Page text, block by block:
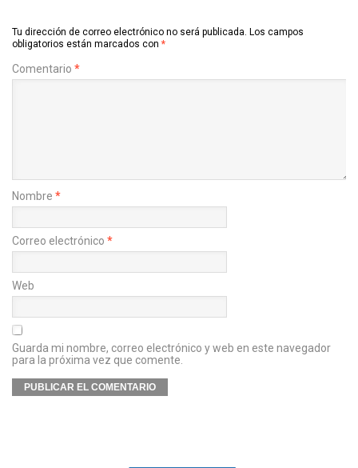
Tu dirección de correo electrónico no será publicada. Los campos
obligatorios están marcados con *
Comentario *
Nombre *
Correo electrónico *
Web
Guarda mi nombre, correo electrónico y web en este navegador
para la próxima vez que comente.